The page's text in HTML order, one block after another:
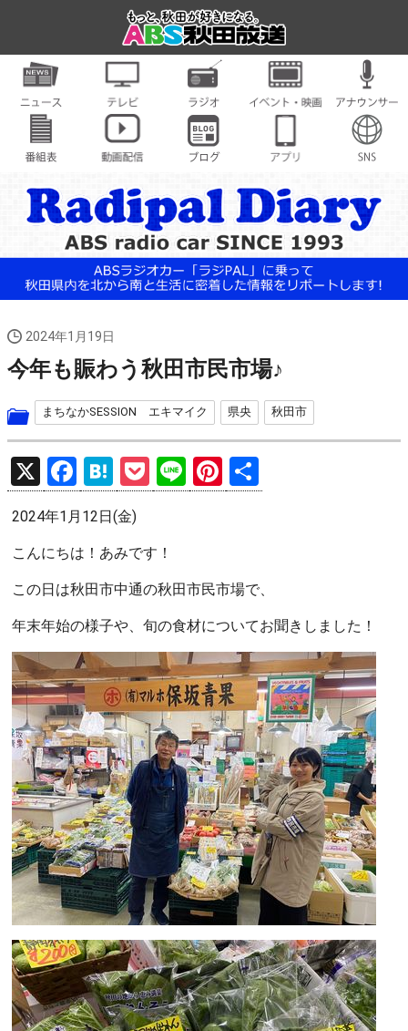
2024年1月19日
今年も賑わう秋田市民市場♪
まちなかSESSION エキマイク 県央 秋田市
X
F
a
ce
b
o
o
k
H
at
e
n
a
P
o
et
Li
n
Pi
nt
t
有
2024年1月12日(金)
こんにちは！あみです！
この日は秋田市中通の秋田市民市場で、
年末年始の様子や、旬の食材についてお聞きしました！